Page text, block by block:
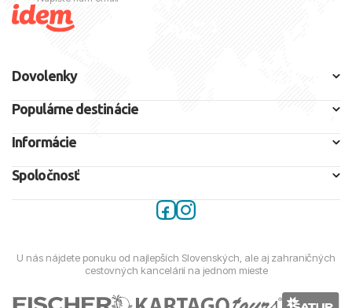
Dovolenky
Populárne destinácie
Informácie
Spoločnosť
U nás nájdete ponuku od najlepších Slovenských, ale aj zahraničných
cestovných kancelárií na jednom mieste